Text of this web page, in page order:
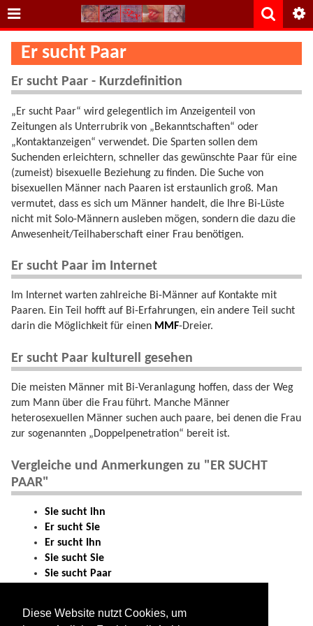
Diese Website nutzt Cookies, um
Er sucht Paar
Er sucht Paar - Kurzdefinition
„Er sucht Paar“ wird gelegentlich im Anzeigenteil von
Zeitungen als Unterrubrik von „Bekanntschaften“ oder
„Kontaktanzeigen“ verwendet. Die Sparten sollen dem
Suchenden erleichtern, schneller das gewünschte Paar für eine
(zumeist) bisexuelle Beziehung zu finden. Die Suche von
bisexuellen Männer nach Paaren ist erstaunlich groß. Man
vermutet, dass es sich um Männer handelt, die Ihre Bi-Lüste
nicht mit Solo-Männern ausleben mögen, sondern die dazu die
Anwesenheit/Teilhaberschaft einer Frau benötigen.
Er sucht Paar im Internet
Im Internet warten zahlreiche Bi-Männer auf Kontakte mit
Paaren. Ein Teil hofft auf Bi-Erfahrungen, ein andere Teil sucht
darin die Möglichkeit für einen MMF-Dreier.
Er sucht Paar kulturell gesehen
Die meisten Männer mit Bi-Veranlagung hoffen, dass der Weg
zum Mann über die Frau führt. Manche Männer
heterosexuellen Männer suchen auch paare, bei denen die Frau
zur sogenannten „Doppelpenetration“ bereit ist.
Vergleiche und Anmerkungen zu "ER SUCHT
PAAR"
Sie sucht ihn
Er sucht Sie
Er sucht Ihn
Sie sucht Sie
Sie sucht Paar
Sie sucht Paar